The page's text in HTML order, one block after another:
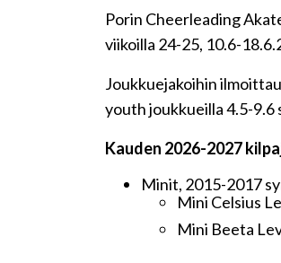
Porin Cheerleading
viikoilla 24-25, 10.6-
Joukkuejakoihin
youth joukkueilla 4.5-9.6
Kauden 2026-2027
Minit, 2015-2017
Mini Celsius
Mini Beeta